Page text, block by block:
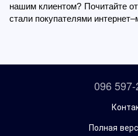
нашим клиентом? Почитайте
стали покупателями
096
Полная